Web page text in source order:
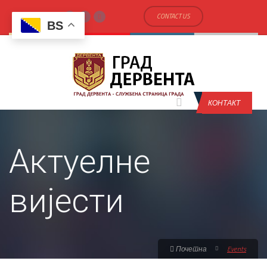
CONTACT US
КОНТАКТ
Актуелне
вијести
Почетна Events
BS